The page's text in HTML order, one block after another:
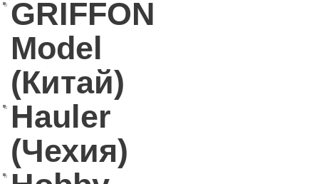
GRIFFON
Model
(Китай)
Hauler
(Чехия)